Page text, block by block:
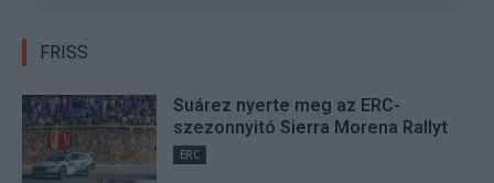
FRISS
Suárez nyerte meg az ERC-
szezonnyitó Sierra Morena Rallyt
ERC